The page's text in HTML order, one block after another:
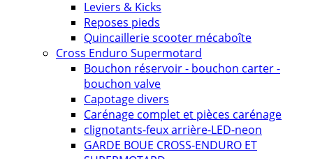
Leviers & Kicks
Reposes pieds
Quincaillerie scooter mécaboîte
Cross Enduro Supermotard
Bouchon réservoir - bouchon carter -
bouchon valve
Capotage divers
Carénage complet et pièces carénage
clignotants-feux arrière-LED-neon
GARDE BOUE CROSS-ENDURO ET